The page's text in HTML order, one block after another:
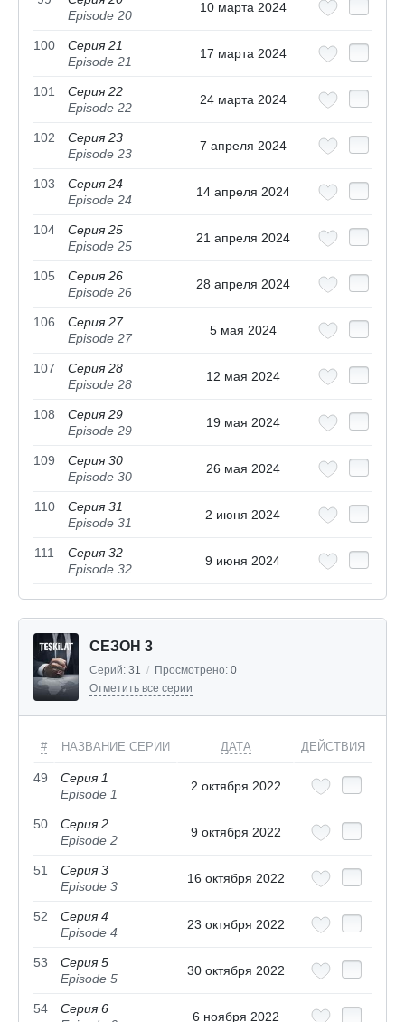
Episode 20
10 марта 2024
100
Серия 21
Episode 21
17 марта 2024
101
Серия 22
Episode 22
24 марта 2024
102
Серия 23
Episode 23
7 апреля 2024
103
Серия 24
Episode 24
14 апреля 2024
104
Серия 25
Episode 25
21 апреля 2024
105
Серия 26
Episode 26
28 апреля 2024
106
Серия 27
Episode 27
5 мая 2024
107
Серия 28
Episode 28
12 мая 2024
108
Серия 29
Episode 29
19 мая 2024
109
Серия 30
Episode 30
26 мая 2024
110
Серия 31
Episode 31
2 июня 2024
111
Серия 32
Episode 32
9 июня 2024
СЕЗОН 3
Серий: 31 / Просмотрено: 0
Отметить все серии
# НАЗВАНИЕ СЕРИИ ДАТА ДЕЙСТВИЯ
49
Серия 1
Episode 1
2 октября 2022
50
Серия 2
Episode 2
9 октября 2022
51
Серия 3
Episode 3
16 октября 2022
52
Серия 4
Episode 4
23 октября 2022
53
Серия 5
Episode 5
30 октября 2022
54
Серия 6
6 ноября 2022